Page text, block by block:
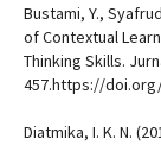
Bustami, Y.,
of Contextual
Thinking Skills.
457.https://
Diatmika, I. K. N.